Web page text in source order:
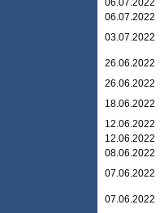
06.07.2022
06.07.2022
03.07.2022
26.06.2022
26.06.2022
18.06.2022
12.06.2022
12.06.2022
08.06.2022
07.06.2022
07.06.2022